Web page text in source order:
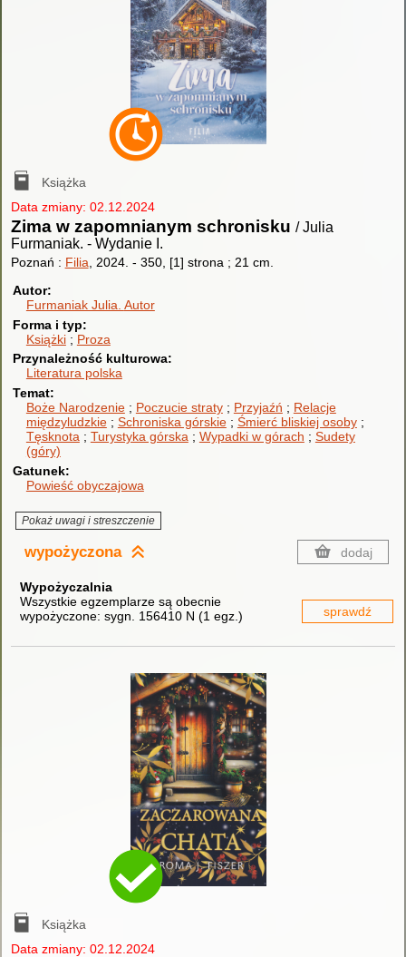
Książka
Data zmiany: 02.12.2024
Zima w zapomnianym schronisku / Julia
Furmaniak. - Wydanie I.
Poznań : Filia , 2024. - 350, [1] strona ; 21 cm.
Autor
Furmaniak Julia. Autor
Forma i typ
Książki
Proza
Przynależność kulturowa
Literatura polska
Temat
Boże Narodzenie
Poczucie straty Przyjaźń
Relacje
międzyludzkie
Schroniska górskie
Śmierć bliskiej osoby
Tęsknota
Turystyka górska Wypadki w górach
Sudety
(góry)
Gatunek
Powieść obyczajowa
Pokaż uwagi i streszczenie
wypożyczona dodaj
Wypożyczalnia
Wszystkie egzemplarze są obecnie
wypożyczone: sygn. 156410 N (1 egz.) sprawdź
Książka
Data zmiany: 02.12.2024